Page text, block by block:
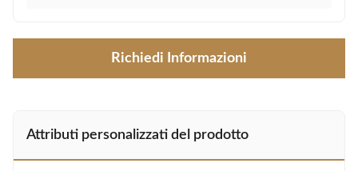
Richiedi Informazioni
Attributi personalizzati del prodotto